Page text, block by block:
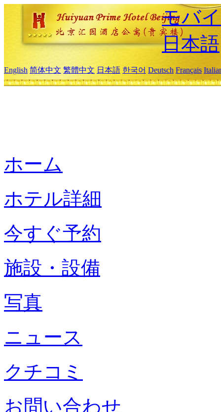
モバ
日本語
English 简体中文 繁體中文 日本語 한국어 Deutsch Français
ホーム
ホテル詳細
今すぐ予約
施設・設備
写真
ニュース
クチコミ
お問い合わせ